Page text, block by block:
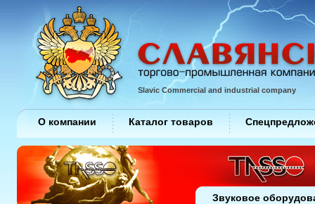
Slavic Commercial and industrial company
О компании Каталог товаров
Звуковое